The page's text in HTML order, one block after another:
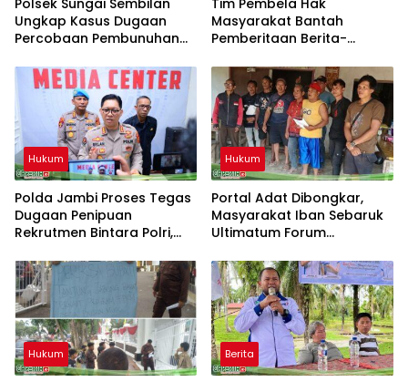
Ungkap Kasus Dugaan
Percobaan Pembunuhan
Masyarakat Bantah
Pemberitaan Berita-
Tidak Sesuai Fakta dan
Akan Tempuh Jalur Dewan
Pers
Hukum
Polda Jambi Proses Tegas
Dugaan Penipuan
Rekrutmen Bintara Polri,
Hukum
Portal Adat Dibongkar,
Masyarakat Iban Sebaruk
Ultimatum Forum
“Jangan Biarkan Hukum
Adat Dilecehkan”
Hukum Berita